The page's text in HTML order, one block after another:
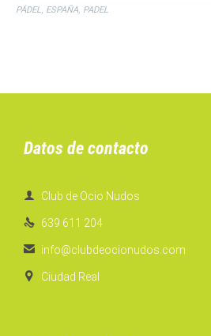
PÁDEL ESPAÑA PADEL
Datos de contacto
 Club de Ocio Nudos
 639 611 204
 info@clubdeocionudos.com
 Ciudad Real